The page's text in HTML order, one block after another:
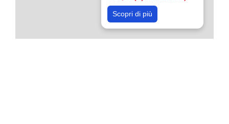
Scopri di più